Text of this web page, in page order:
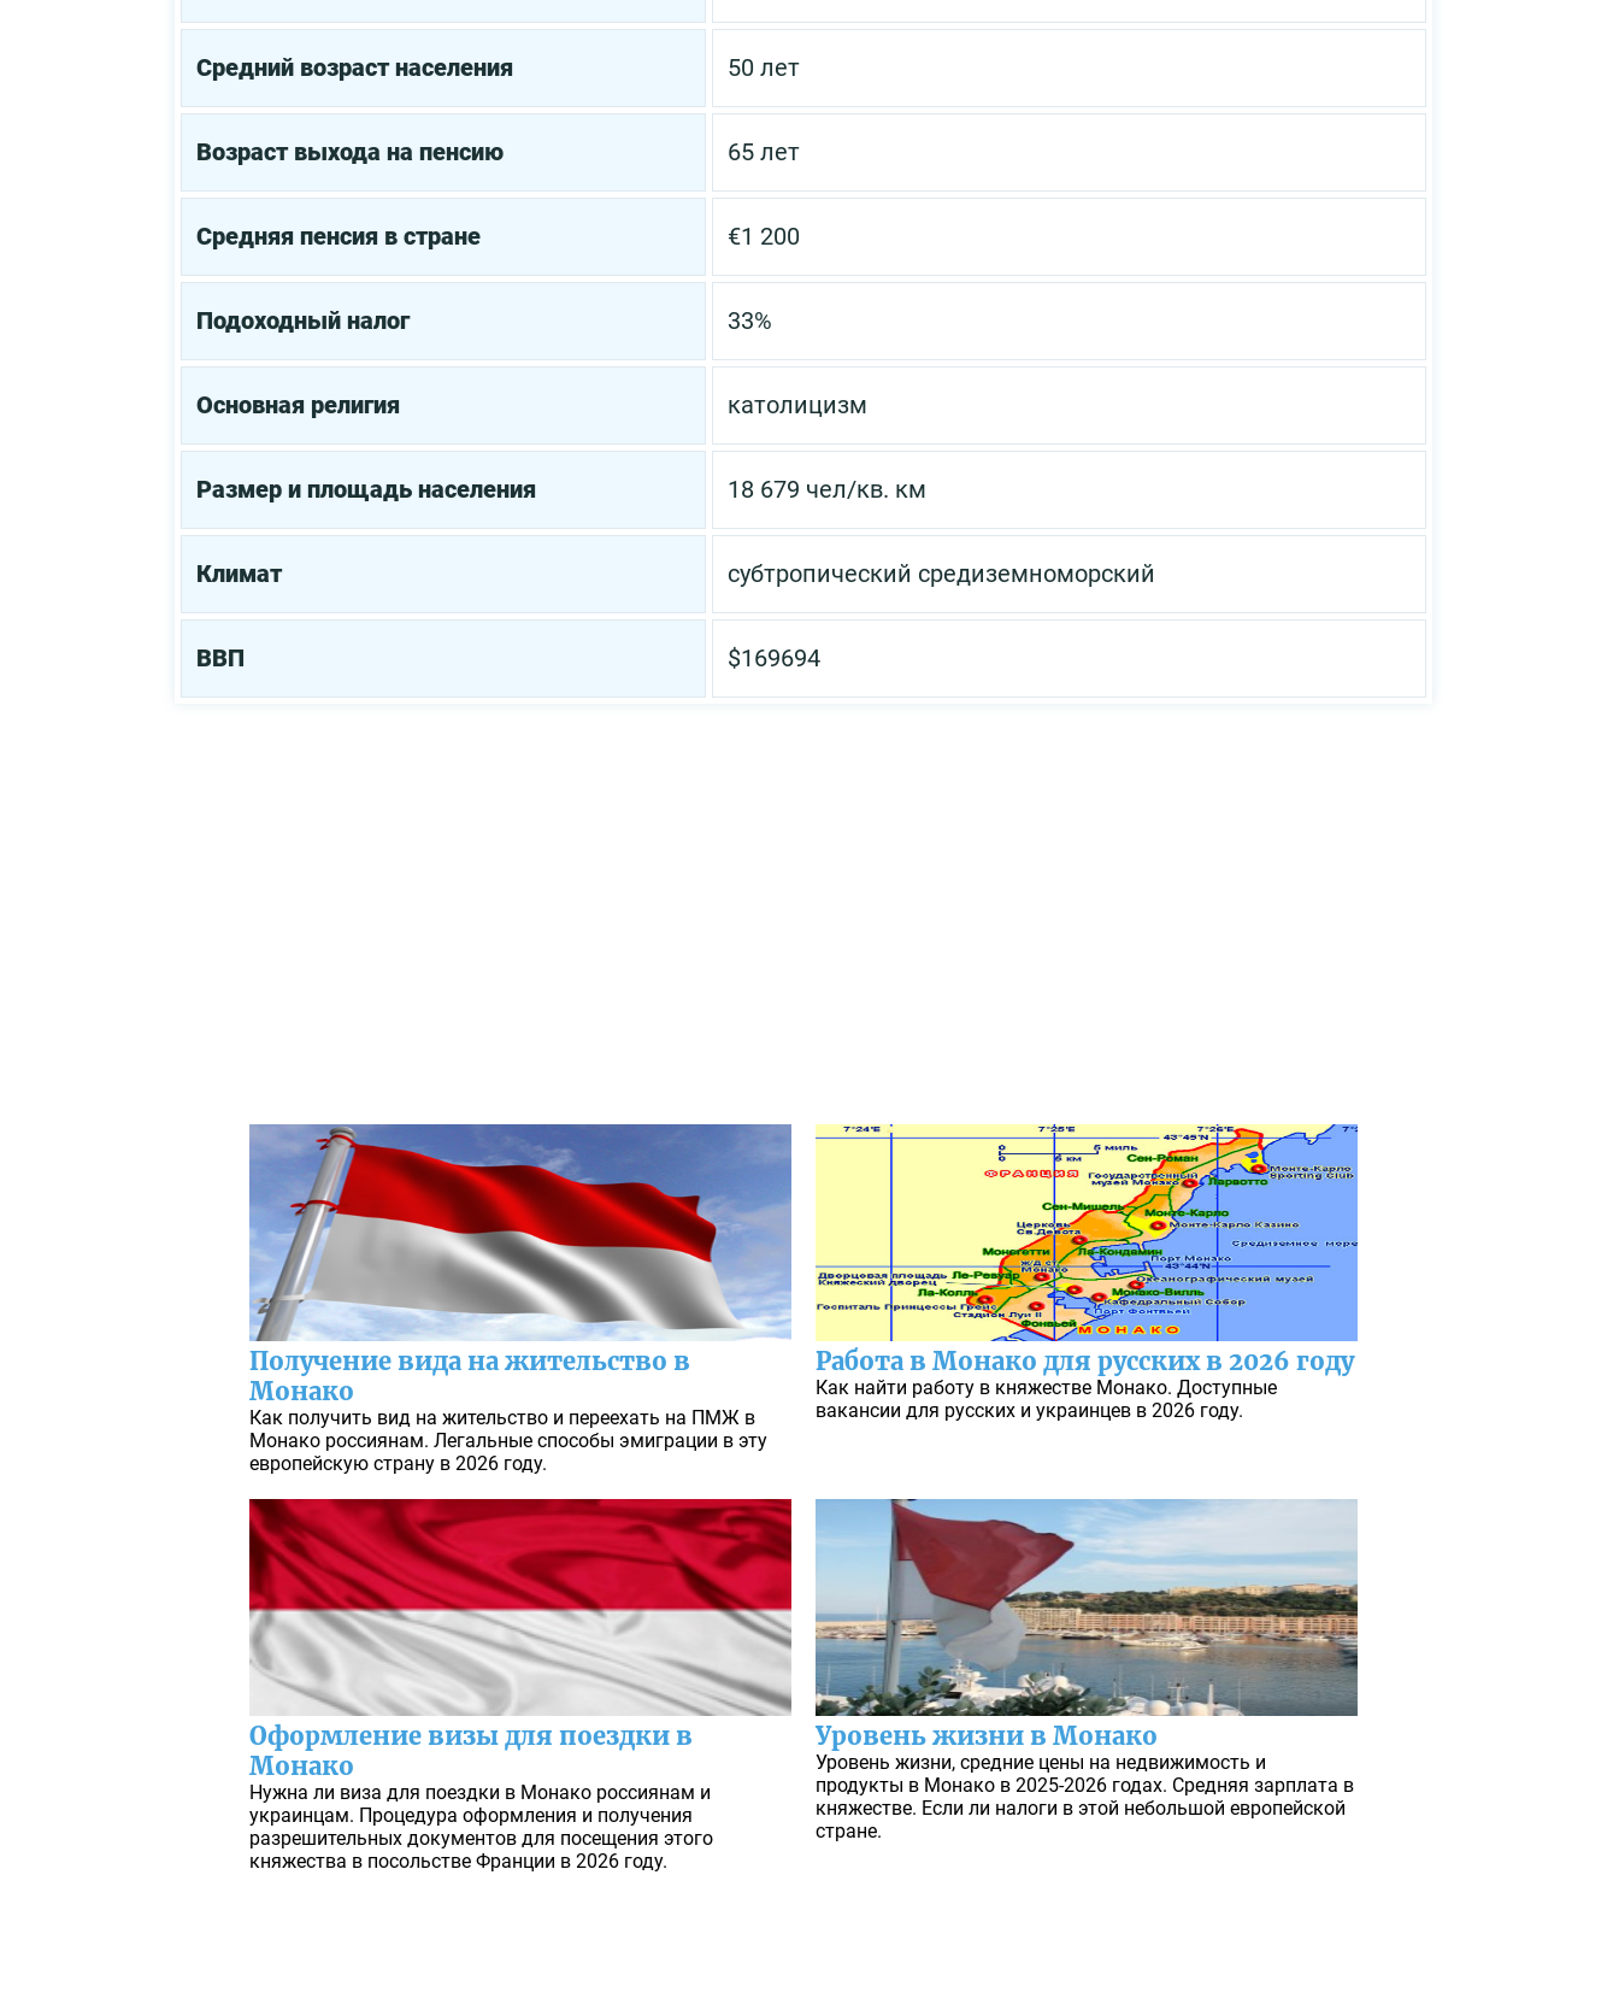
Средний возраст населения 50 лет
Возраст выхода на пенсию 65 лет
Средняя пенсия в стране €1 200
Подоходный налог 33%
Основная религия католицизм
Размер и площадь населения 18 679 чел/кв. км
Климат субтропический средиземноморский
ВВП $169694
Получение вида на жительство в
Монако
Как получить вид на жительство и переехать на ПМЖ в
Монако россиянам. Легальные способы эмиграции в эту
европейскую страну в 2026 году.
Работа в Монако для русских в 2026 году
Как найти работу в княжестве Монако. Доступные
вакансии для русских и украинцев в 2026 году.
Оформление визы для поездки в
Монако
Нужна ли виза для поездки в Монако россиянам и
украинцам. Процедура оформления и получения
разрешительных документов для посещения этого
княжества в посольстве Франции в 2026 году.
Уровень жизни в Монако
Уровень жизни, средние цены на недвижимость и
продукты в Монако в 2025-2026 годах. Средняя зарплата в
княжестве. Если ли налоги в этой небольшой европейской
стране.